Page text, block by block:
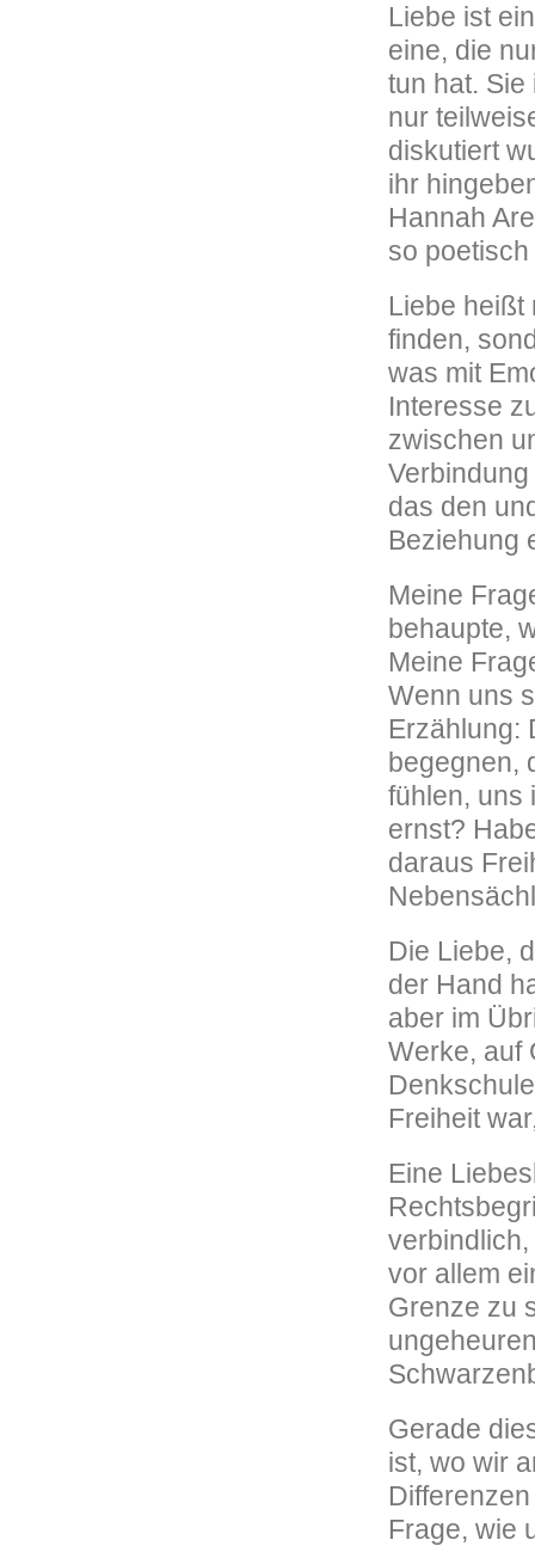
Liebe ist
eine, die
tun hat.
nur
diskutiert
ihr
Hannah
so
Liebe heißt
finden,
was mit
Interesse
zwischen
das den
Beziehung
Meine
behaupte,
Meine
Wenn uns
Erzählung:
begegnen,
fühlen, uns
ernst?
daraus
Die Liebe,
der Hand
aber im
Werke, auf
Freiheit
Eine
vor allem
Grenze zu
Gerade
ist, wo wir
Frage, wie